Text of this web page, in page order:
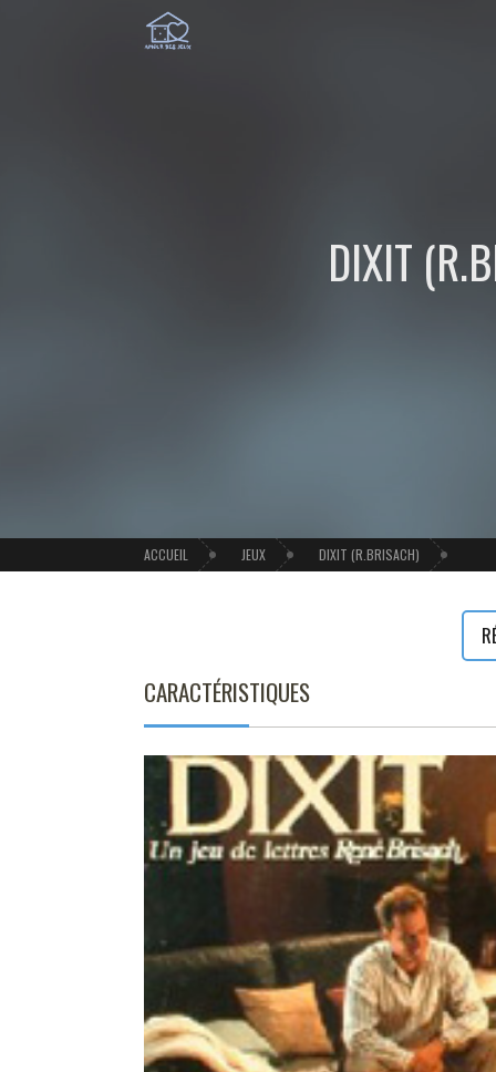
DIXIT
ACCUEIL JEUX DIXIT (R.BRISACH)
CARACTÉRISTIQUES